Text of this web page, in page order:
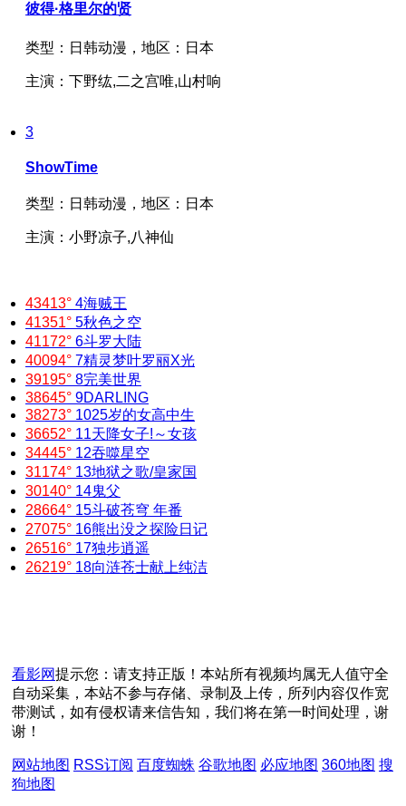
彼得·格里尔的贤
类型： 日韩动漫， 地区： 日本
主演： 下野纮,二之宫唯,山村响
3
ShowTime
类型： 日韩动漫， 地区： 日本
主演： 小野凉子,八神仙
43413° 4海贼王
41351° 5秋色之空
41172° 6斗罗大陆
40094° 7精灵梦叶罗丽X光
39195° 8完美世界
38645° 9DARLING
38273° 1025岁的女高中生
36652° 11天降女子!～女孩
34445° 12吞噬星空
31174° 13地狱之歌/皇家国
30140° 14鬼父
28664° 15斗破苍穹 年番
27075° 16熊出没之探险日记
26516° 17独步逍遥
26219° 18向涟苍士献上纯洁
看影网提示您：请支持正版！本站所有视频均属无人值守全
自动采集，本站不参与存储、录制及上传，所列内容仅作宽
带测试，如有侵权请来信告知，我们将在第一时间处理，谢
谢！
网站地图 RSS订阅 百度蜘蛛 谷歌地图 必应地图 360地图 搜
狗地图